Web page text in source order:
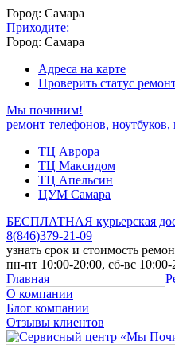
Город: Самара
Приходите:
Город: Самара
Адреса на карте
Проверить статус
Мы починим!
ремонт телефонов,
ТЦ Аврора
ТЦ Максидом
ТЦ Апельсин
ЦУМ Самара
БЕСПЛАТНАЯ курьерская
8(846)379-21-09
узнать срок и стоимость
пн-пт 10:00-20:00, сб-вс 10:00-
Главная
О компании
Блог компании
Отзывы клиентов